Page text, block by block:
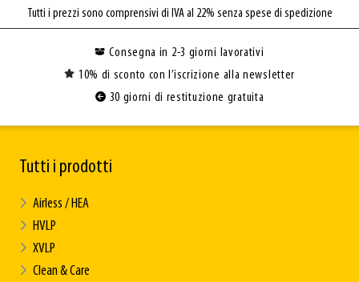
Tutti i prezzi sono comprensivi di IVA al 22% senza spese di spedizione
Consegna in 2-3 giorni lavorativi
10% di sconto con l’iscrizione alla newsletter
30 giorni di restituzione gratuita
Tutti i prodotti
Airless / HEA
HVLP
XVLP
Clean & Care